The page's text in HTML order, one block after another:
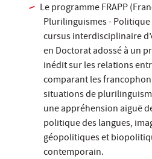
Le programme FRAPP
Plurilinguismes -
cursus interdisciplinaire
en Doctorat adossé à un
inédit sur les relations
comparant les
situations de
une appréhension aiguë
politique des langues,
géopolitiques et
contemporain.